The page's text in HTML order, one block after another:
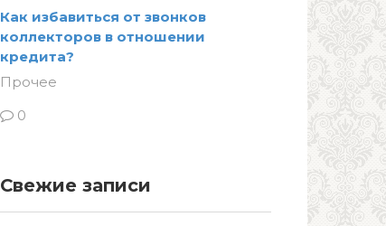
Как избавиться от звонков
коллекторов в отношении
кредита?
Прочее
0
Свежие записи